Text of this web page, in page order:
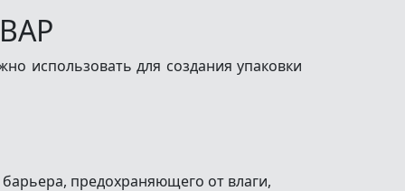
использовать для создания упаковки
предохраняющего от влаги,